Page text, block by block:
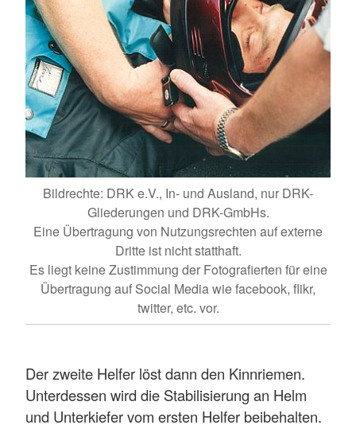
Bildrechte: DRK e.V., In- und Ausland, nur DRK-
Gliederungen und DRK-GmbHs.
Eine Übertragung von Nutzungsrechten auf externe
Dritte ist nicht statthaft.
Es liegt keine Zustimmung der Fotografierten für eine
Übertragung auf Social Media wie facebook, flikr,
twitter, etc. vor.
Der zweite Helfer löst dann den Kinnriemen.
Unterdessen wird die Stabilisierung an Helm
und Unterkiefer vom ersten Helfer beibehalten.